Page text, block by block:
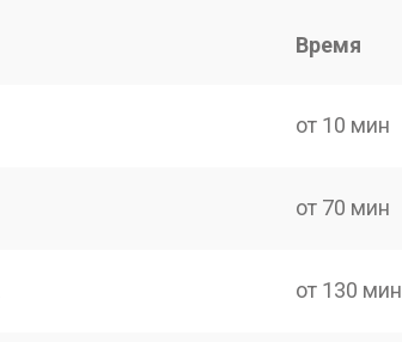
Время
от 10 мин
от 70 мин
от 130 мин